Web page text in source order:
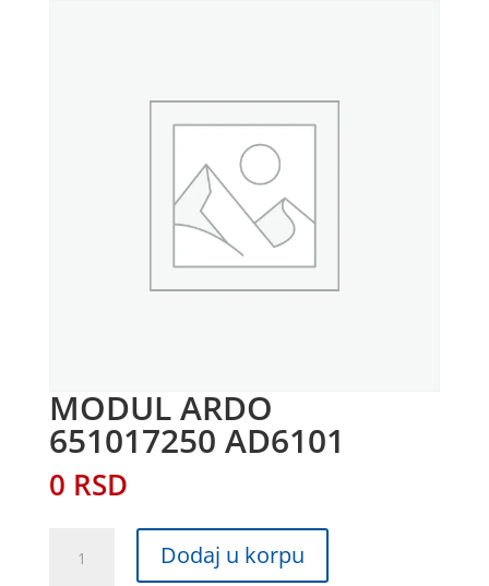
MODUL ARDO
651017250 AD6101
0 RSD
ARDO
Dodaj u korpu